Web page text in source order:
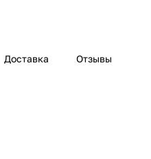
Доставка Отзывы